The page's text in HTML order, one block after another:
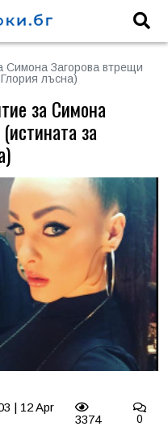
Загорова втрещи
лъсна)
за Симона
за
| 12 Apr
3374 0